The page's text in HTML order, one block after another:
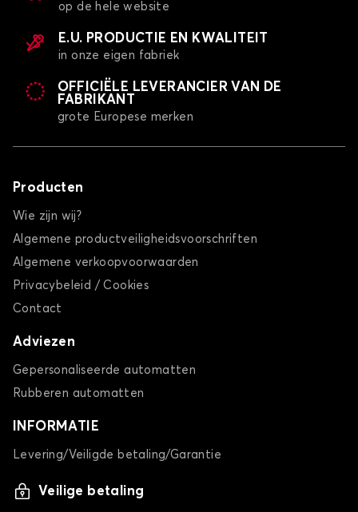
op de hele website
E.U. PRODUCTIE EN KWALITEIT
in onze eigen fabriek
OFFICIËLE LEVERANCIER VAN DE
FABRIKANT
grote Europese merken
Producten
Wie zijn wij?
Algemene productveiligheidsvoorschriften
Algemene verkoopvoorwaarden
Privacybeleid / Cookies
Contact
Adviezen
Gepersonaliseerde automatten
Rubberen automatten
INFORMATIE
Levering/Veiligde betaling/Garantie
Veilige betaling